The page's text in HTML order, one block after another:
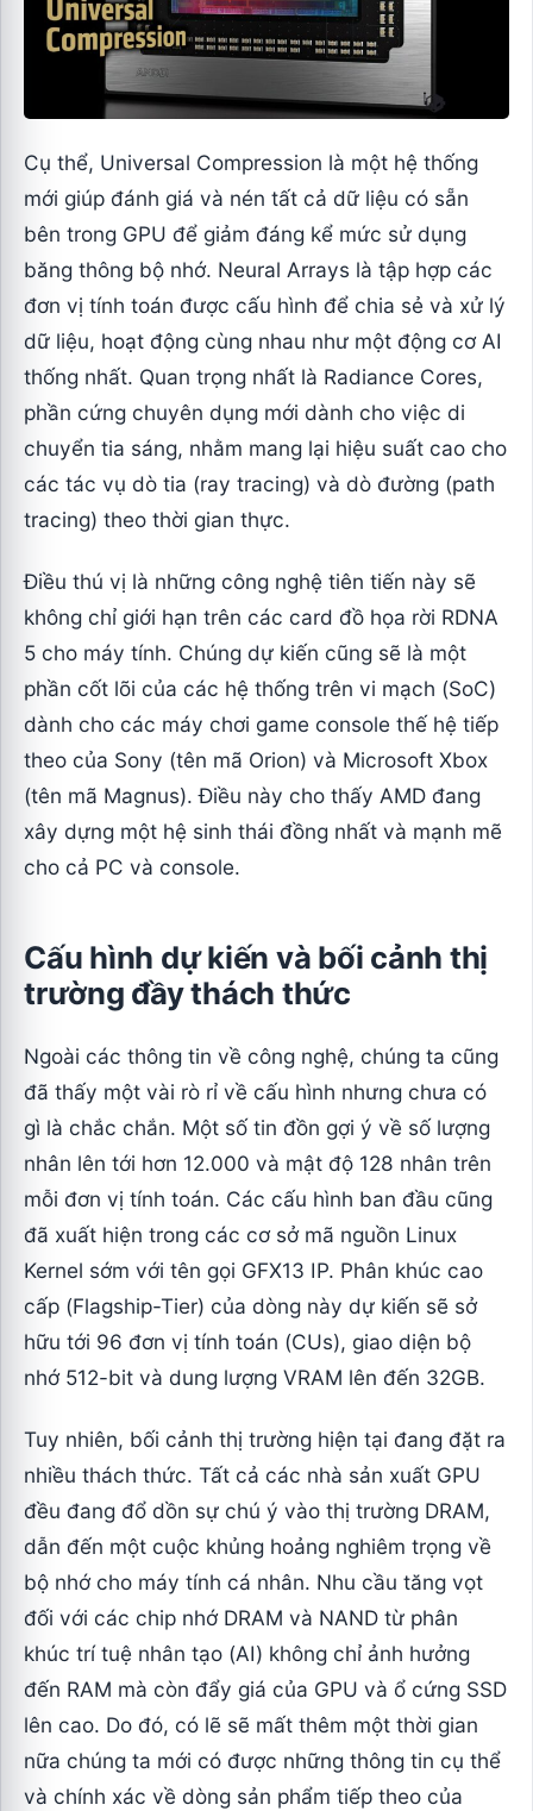
Cụ thể, Universal Compression là một hệ thống
mới giúp đánh giá và nén tất cả dữ liệu có sẵn
bên trong GPU để giảm đáng kể mức sử dụng
băng thông bộ nhớ. Neural Arrays là tập hợp các
đơn vị tính toán được cấu hình để chia sẻ và xử lý
dữ liệu, hoạt động cùng nhau như một động cơ AI
thống nhất. Quan trọng nhất là Radiance Cores,
phần cứng chuyên dụng mới dành cho việc di
chuyển tia sáng, nhằm mang lại hiệu suất cao cho
các tác vụ dò tia (ray tracing) và dò đường (path
tracing) theo thời gian thực.
Điều thú vị là những công nghệ tiên tiến này sẽ
không chỉ giới hạn trên các card đồ họa rời RDNA
5 cho máy tính. Chúng dự kiến cũng sẽ là một
phần cốt lõi của các hệ thống trên vi mạch (SoC)
dành cho các máy chơi game console thế hệ tiếp
theo của Sony (tên mã Orion) và Microsoft Xbox
(tên mã Magnus). Điều này cho thấy AMD đang
xây dựng một hệ sinh thái đồng nhất và mạnh mẽ
cho cả PC và console.
Cấu hình dự kiến và bối cảnh thị
trường đầy thách thức
Ngoài các thông tin về công nghệ, chúng ta cũng
đã thấy một vài rò rỉ về cấu hình nhưng chưa có
gì là chắc chắn. Một số tin đồn gợi ý về số lượng
nhân lên tới hơn 12.000 và mật độ 128 nhân trên
mỗi đơn vị tính toán. Các cấu hình ban đầu cũng
đã xuất hiện trong các cơ sở mã nguồn Linux
Kernel sớm với tên gọi GFX13 IP. Phân khúc cao
cấp (Flagship-Tier) của dòng này dự kiến sẽ sở
hữu tới 96 đơn vị tính toán (CUs), giao diện bộ
nhớ 512-bit và dung lượng VRAM lên đến 32GB.
Tuy nhiên, bối cảnh thị trường hiện tại đang đặt ra
nhiều thách thức. Tất cả các nhà sản xuất GPU
đều đang đổ dồn sự chú ý vào thị trường DRAM,
dẫn đến một cuộc khủng hoảng nghiêm trọng về
bộ nhớ cho máy tính cá nhân. Nhu cầu tăng vọt
đối với các chip nhớ DRAM và NAND từ phân
khúc trí tuệ nhân tạo (AI) không chỉ ảnh hưởng
đến RAM mà còn đẩy giá của GPU và ổ cứng SSD
lên cao. Do đó, có lẽ sẽ mất thêm một thời gian
nữa chúng ta mới có được những thông tin cụ thể
và chính xác về dòng sản phẩm tiếp theo của